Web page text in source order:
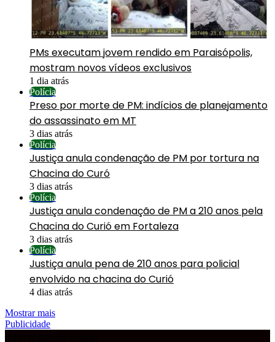
PMs executam jovem rendido em Paraisópolis,
mostram novos vídeos exclusivos
1 dia atrás
Polícia
Preso por morte de PM: indícios de planejamento
do assassinato em MT
3 dias atrás
Polícia
Justiça anula condenação de PM por tortura na
Chacina do Curó
3 dias atrás
Polícia
Justiça anula condenação de PM a 210 anos pela
Chacina do Curió em Fortaleza
3 dias atrás
Polícia
Justiça anula pena de 210 anos para policial
envolvido na chacina do Curió
4 dias atrás
Mostrar mais
Publicidade